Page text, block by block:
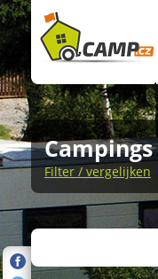
Campings
Filter / vergelijken